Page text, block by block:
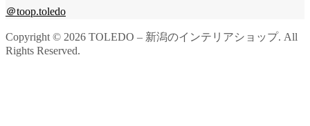
＠toop.toledo
Copyright © 2026 TOLEDO – 新潟のインテリアショップ. All
Rights Reserved.